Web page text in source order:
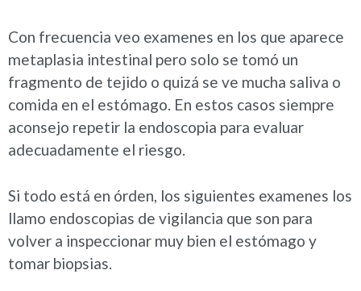
Con frecuencia veo examenes en los que aparece
metaplasia intestinal pero solo se tomó un
fragmento de tejido o quizá se ve mucha saliva o
comida en el estómago. En estos casos siempre
aconsejo repetir la endoscopia para evaluar
adecuadamente el riesgo.
Si todo está en órden, los siguientes examenes los
llamo endoscopias de vigilancia que son para
volver a inspeccionar muy bien el estómago y
tomar biopsias.